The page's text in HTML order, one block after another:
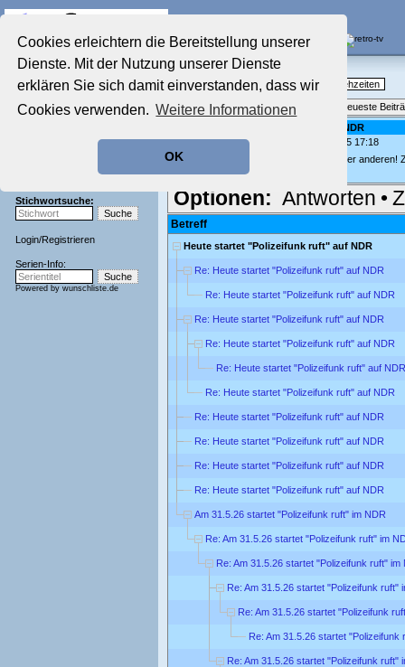
Cookies erleichtern die Bereitstellung unserer
Dienste. Mit der Nutzung unserer Dienste
erklären Sie sich damit einverstanden, dass wir
Cookies verwenden. Weitere Informationen
OK
Startseite
Aktuelles Forum
Film-Forum
Zeichentrick-Forum
Stichwortsuche:
Login/Registrieren
Serien-Info:
Powered by wunschliste.de
Nostalgieecke
TV-Erinnerungen an gute, alte Fernsehzeiten
Themenübersicht • Neues Thema
Neueste
Heute startet "Polizeifunk ruft" auf NDR
geschrieben von:
, 02.12.15 17:18
Vielleicht interessiert es ja den einen oder anderen!
Optionen: Antworten •
Betreff
Heute startet "Polizeifunk ruft" auf NDR
Re: Heute startet "Polizeifunk ruft" auf NDR
Re: Heute startet "Polizeifunk ruft" auf NDR
Re: Heute startet "Polizeifunk ruft" auf NDR
Re: Heute startet "Polizeifunk ruft" auf NDR
Re: Heute startet "Polizeifunk ruft" auf NDR
Re: Heute startet "Polizeifunk ruft" auf NDR
Re: Heute startet "Polizeifunk ruft" auf NDR
Re: Heute startet "Polizeifunk ruft" auf NDR
Re: Heute startet "Polizeifunk ruft" auf NDR
Re: Heute startet "Polizeifunk ruft" auf NDR
Am 31.5.26 startet "Polizeifunk ruft" im NDR
Re: Am 31.5.26 startet "Polizeifunk ruft" im
Re: Am 31.5.26 startet "Polizeifunk ruft" im
Re: Am 31.5.26 startet "Polizeifunk ruft"
Re: Am 31.5.26 startet "Polizeifunk
Re: Am 31.5.26 startet "Polizeifunk
Re: Am 31.5.26 startet "Polizeifunk ruft"